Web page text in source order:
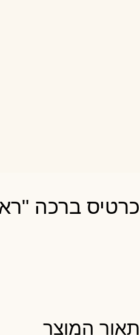
כרטיס ברכה
תאור המוצר